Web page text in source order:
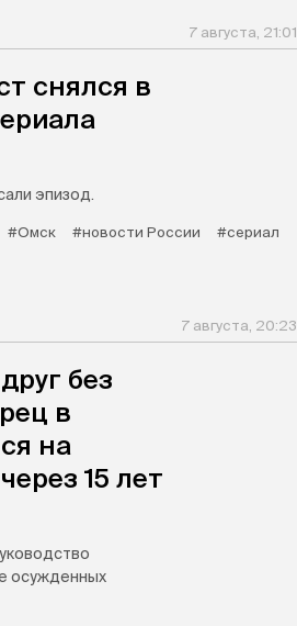
7 августа, 21:01
снялся в
эпизод.
#Омск #новости России
#сериал
7 августа, 20:23
без
в
на
15 лет
осужденных